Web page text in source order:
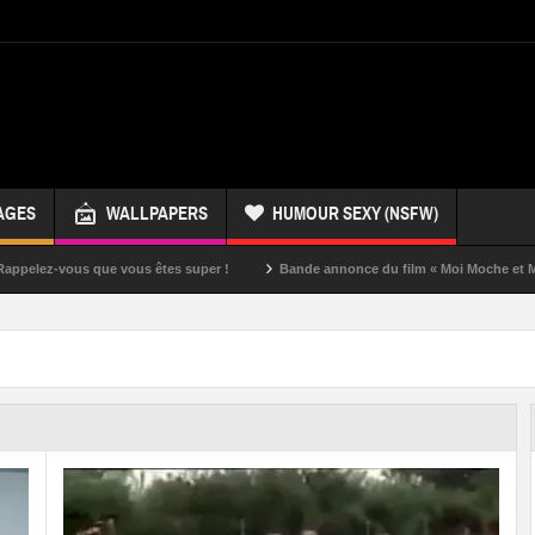
WALLPAPERS HUMOUR SEXY (NSFW)
êtes super ! Bande annonce du film « Moi Moche et Méchant » Un